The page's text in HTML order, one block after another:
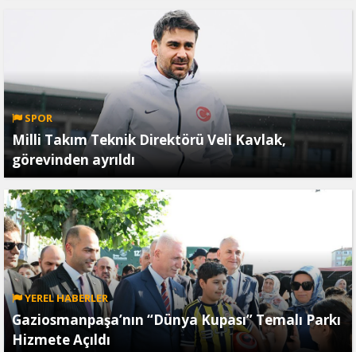
SPOR
Milli Takım Teknik Direktörü Veli Kavlak,
görevinden ayrıldı
YEREL HABERLER
Gaziosmanpaşa’nın “Dünya Kupası” Temalı Parkı
Hizmete Açıldı